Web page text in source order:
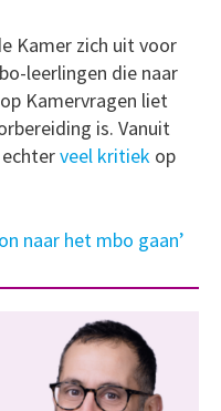
Kamer zich uit voor
leerlingen die naar
Kamervragen liet
is. Vanuit
veel kritiek op
naar het mbo gaan’